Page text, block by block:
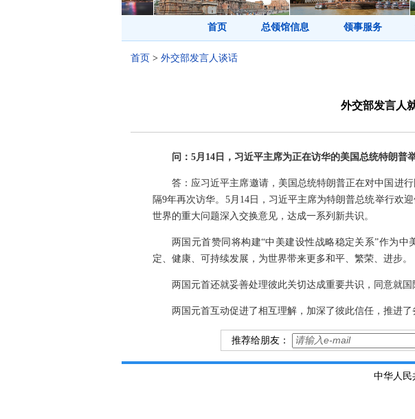
首页 总领馆信息 领事服务
首页 > 外交部发言人谈话
外交部发言人
问：5月14日，习近平主席为正在访华的美国总统特朗
答：应习近平主席邀请，美国总统特朗普正在对中国进
隔9年再次访华。5月14日，习近平主席为特朗普总统举行欢
世界的重大问题深入交换意见，达成一系列新共识。
两国元首赞同将构建“中美建设性战略稳定关系”作为
定、健康、可持续发展，为世界带来更多和平、繁荣、进步。
两国元首还就妥善处理彼此关切达成重要共识，同意就国
两国元首互动促进了相互理解，加深了彼此信任，推进
推荐给朋友：
中华人民